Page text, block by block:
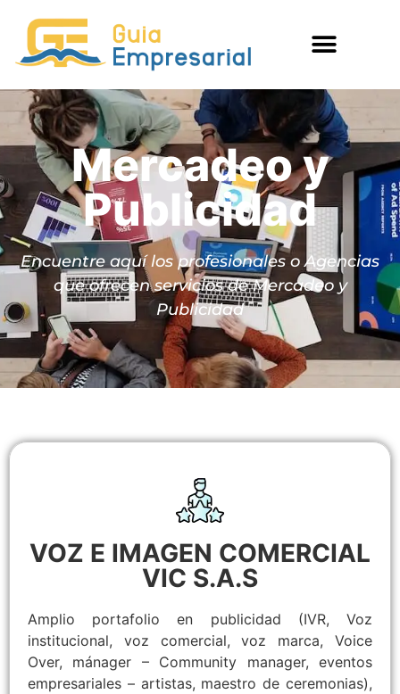
Mercadeo y
Publicidad
Encuentre aquí los profesionales o Agencias
que ofrecen servicios de Mercadeo y
Publicidad
VOZ E IMAGEN COMERCIAL
VIC S.A.S
Amplio portafolio en publicidad (IVR, Voz
institucional, voz comercial, voz marca, Voice
Over, mánager – Community manager, eventos
empresariales – artistas, maestro de ceremonias),